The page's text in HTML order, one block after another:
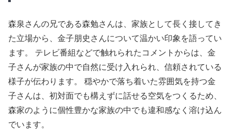
森泉さんの兄である森勉さんは、家族として長く接してき
た立場から、金子朋史さんについて温かい印象を語ってい
ます。 テレビ番組などで触れられたコメントからは、金
子さんが家族の中で自然に受け入れられ、信頼されている
様子が伝わります。 穏やかで落ち着いた雰囲気を持つ金
子さんは、初対面でも構えずに話せる空気をつくるため、
森家のように個性豊かな家族の中でも違和感なく溶け込ん
でいます。